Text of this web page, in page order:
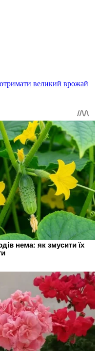
великий врожай